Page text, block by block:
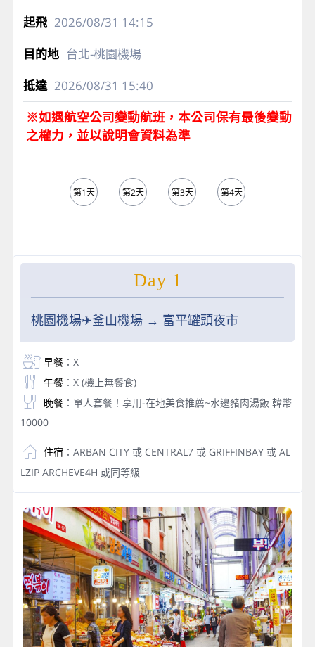
2026/08/31 14:15
台北-桃園機場
2026/08/31 15:40
※如遇航空公司變動航班，本公司保有最後變動
之權力，並以說明會資料為準
第1天 第2天 第3天 第4天
Day 1
桃園機場✈︎釜山機場 → 富平罐頭夜市
早餐：X
午餐：X (機上無餐食)
晚餐：單人套餐！享用-在地美食推薦~水邊豬肉湯飯 韓幣
10000
住宿 ：ARBAN CITY 或 CENTRAL7 或 GRIFFINBAY 或 AL
LZIP ARCHEVE4H 或同等級